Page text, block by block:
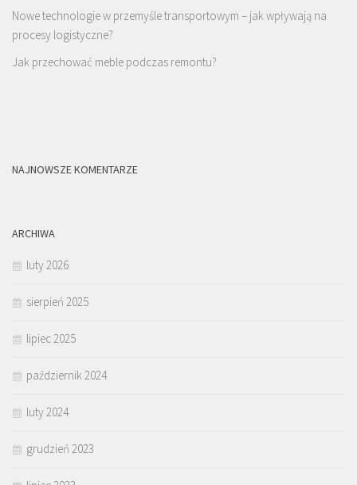
Nowe technologie w przemyśle transportowym – jak wpływają na
procesy logistyczne?
Jak przechować meble podczas remontu?
NAJNOWSZE KOMENTARZE
ARCHIWA
luty 2026
sierpień 2025
lipiec 2025
październik 2024
luty 2024
grudzień 2023